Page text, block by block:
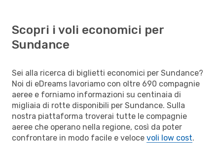
Scopri i voli economici per
Sundance
Sei alla ricerca di biglietti economici per Sundance?
Noi di eDreams lavoriamo con oltre 690 compagnie
aeree e forniamo informazioni su centinaia di
migliaia di rotte disponibili per Sundance. Sulla
nostra piattaforma troverai tutte le compagnie
aeree che operano nella regione, così da poter
confrontare in modo facile e veloce voli low cost.